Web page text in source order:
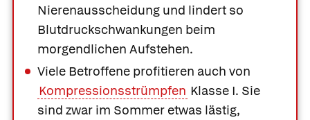
Nierenausscheidung und lindert so
Blutdruckschwankungen beim
morgendlichen Aufstehen.
Viele Betroffene profitieren auch von
Kompressionsstrümpfen Klasse I. Sie
sind zwar im Sommer etwas lästig,